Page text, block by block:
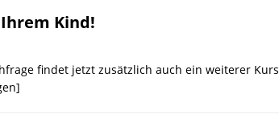
Kind!
findet jetzt zusätzlich auch ein weiterer Kurs